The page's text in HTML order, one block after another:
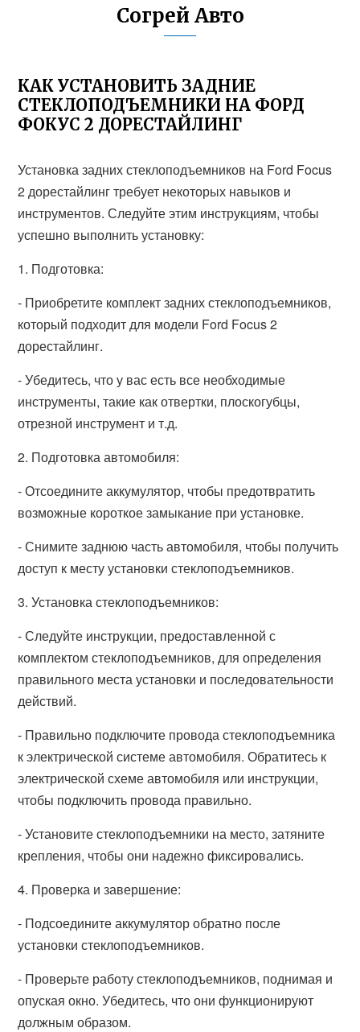
Согрей Авто
КАК УСТАНОВИТЬ ЗАДНИЕ
СТЕКЛОПОДЪЕМНИКИ НА ФОРД
ФОКУС 2 ДОРЕСТАЙЛИНГ
Установка задних стеклоподъемников на Ford Focus
2 дорестайлинг требует некоторых навыков и
инструментов. Следуйте этим инструкциям, чтобы
успешно выполнить установку:
1. Подготовка:
- Приобретите комплект задних стеклоподъемников,
который подходит для модели Ford Focus 2
дорестайлинг.
- Убедитесь, что у вас есть все необходимые
инструменты, такие как отвертки, плоскогубцы,
отрезной инструмент и т.д.
2. Подготовка автомобиля:
- Отсоедините аккумулятор, чтобы предотвратить
возможные короткое замыкание при установке.
- Снимите заднюю часть автомобиля, чтобы получить
доступ к месту установки стеклоподъемников.
3. Установка стеклоподъемников:
- Следуйте инструкции, предоставленной с
комплектом стеклоподъемников, для определения
правильного места установки и последовательности
действий.
- Правильно подключите провода стеклоподъемника
к электрической системе автомобиля. Обратитесь к
электрической схеме автомобиля или инструкции,
чтобы подключить провода правильно.
- Установите стеклоподъемники на место, затяните
крепления, чтобы они надежно фиксировались.
4. Проверка и завершение:
- Подсоедините аккумулятор обратно после
установки стеклоподъемников.
- Проверьте работу стеклоподъемников, поднимая и
опуская окно. Убедитесь, что они функционируют
должным образом.